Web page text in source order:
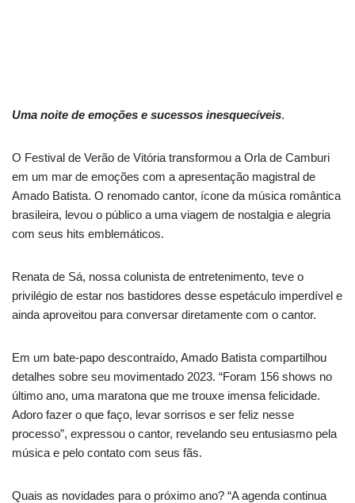
Uma noite de emoções e sucessos inesquecíveis.
O Festival de Verão de Vitória transformou a Orla de Camburi
em um mar de emoções com a apresentação magistral de
Amado Batista. O renomado cantor, ícone da música romântica
brasileira, levou o público a uma viagem de nostalgia e alegria
com seus hits emblemáticos.
Renata de Sá, nossa colunista de entretenimento, teve o
privilégio de estar nos bastidores desse espetáculo imperdível e
ainda aproveitou para conversar diretamente com o cantor.
Em um bate-papo descontraído, Amado Batista compartilhou
detalhes sobre seu movimentado 2023. “Foram 156 shows no
último ano, uma maratona que me trouxe imensa felicidade.
Adoro fazer o que faço, levar sorrisos e ser feliz nesse
processo”, expressou o cantor, revelando seu entusiasmo pela
música e pelo contato com seus fãs.
Quais as novidades para o próximo ano? “A agenda continua